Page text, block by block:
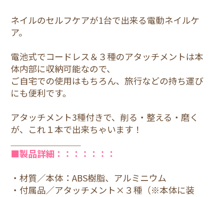
ネイルのセルフケアが1台で出来る電動ネイルケ
ア。
電池式でコードレス＆３種のアタッチメントは本
体内部に収納可能なので、
ご自宅での使用はもちろん、旅行などの持ち運び
にも便利です。
アタッチメント3種付きで、削る・整える・磨く
が、これ１本で出来ちゃいます！
■製品詳細：：：：：：：
・材質／本体：ABS樹脂、アルミニウム
・付属品／アタッチメント×３種（※本体に装